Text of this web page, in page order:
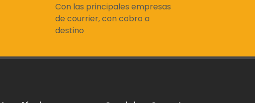
Con las principales empresas
de courrier, con cobro a
destino